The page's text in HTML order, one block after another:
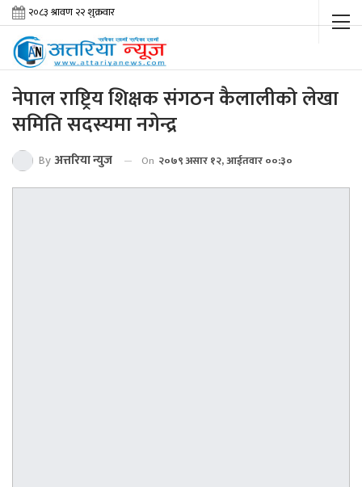
नेपाल राष्ट्रिय शिक्षक संगठन कैलालीको लेखा
समिति सदस्यमा नगेन्द्र
By अत्तरिया न्युज On २०७९ असार १२, आईतवार ००:३०